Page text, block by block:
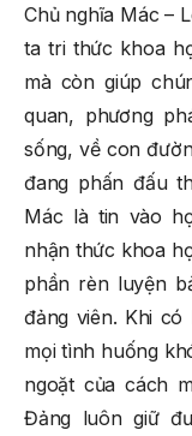
Chủ nghĩa Mác –
ta tri thức khoa
mà còn giúp
quan, phương
sống, về con
đang phấn đấu
Mác là tin vào
nhận thức khoa
phần rèn luyện
đảng viên. Khi
mọi tình huống
ngoặt của cách
Đảng luôn giữ